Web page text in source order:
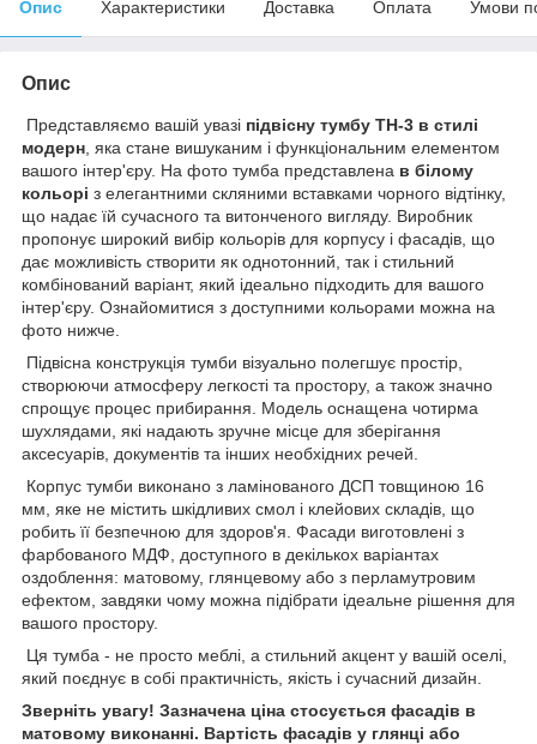
Опис Характеристики Доставка Оплата Умови
Опис
Представляємо вашій увазі підвісну тумбу ТН-3 в стилі
модерн , яка стане вишуканим і функціональним елементом
вашого інтер'єру. На фото тумба представлена в білому
кольорі з елегантними скляними вставками чорного відтінку,
що надає їй сучасного та витонченого вигляду. Виробник
пропонує широкий вибір кольорів для корпусу і фасадів, що
дає можливість створити як однотонний, так і стильний
комбінований варіант, який ідеально підходить для вашого
інтер'єру. Ознайомитися з доступними кольорами можна на
фото нижче.
Підвісна конструкція тумби візуально полегшує простір,
створюючи атмосферу легкості та простору, а також значно
спрощує процес прибирання. Модель оснащена чотирма
шухлядами, які надають зручне місце для зберігання
аксесуарів, документів та інших необхідних речей.
Корпус тумби виконано з ламінованого ДСП товщиною 16
мм, яке не містить шкідливих смол і клейових складів, що
робить її безпечною для здоров'я. Фасади виготовлені з
фарбованого МДФ, доступного в декількох варіантах
оздоблення: матовому, глянцевому або з перламутровим
ефектом, завдяки чому можна підібрати ідеальне рішення для
вашого простору.
Ця тумба - не просто меблі, а стильний акцент у вашій оселі,
який поєднує в собі практичність, якість і сучасний дизайн.
Зверніть увагу! Зазначена ціна стосується фасадів в
матовому виконанні. Вартість фасадів у глянці або